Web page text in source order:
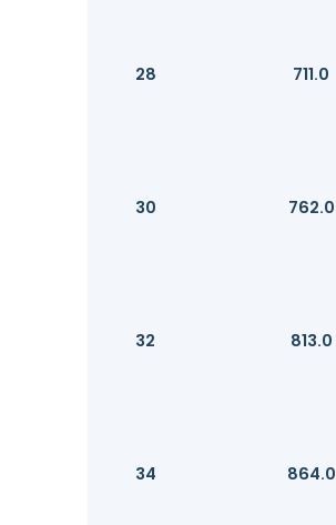
28 711.0
30 762.0
32 813.0
34 864.0